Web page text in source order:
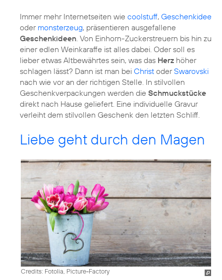
Immer mehr Internetseiten wie coolstuff, Geschenkidee
oder monsterzeug, präsentieren ausgefallene
Geschenkideen . Von Einhorn-Zuckerstreuern bis hin zu
einer edlen Weinkaraffe ist alles dabei. Oder soll es
lieber etwas Altbewährtes sein, was das Herz höher
schlagen lässt? Dann ist man bei Christ oderSwarovski
nach wie vor an der richtigen Stelle. In stilvollen
Geschenkverpackungen werden die Schmuckstücke
direkt nach Hause geliefert. Eine individuelle Gravur
verleiht dem stilvollen Geschenk den letzten Schliff.
Liebe geht durch den Magen
Credits: Fotolia, Picture-Factory